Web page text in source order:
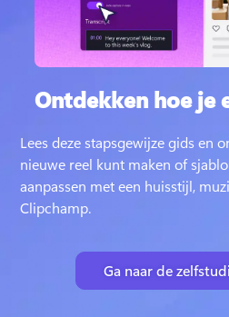
Ontdekken hoe je
Lees deze stapsgewijze gids en
nieuwe reel kunt maken of
aanpassen met een huisstijl,
Clipchamp.
Ga naar de